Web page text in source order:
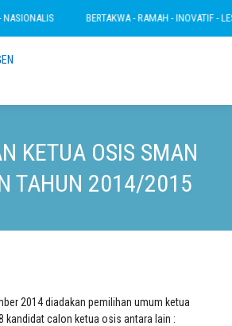
BERTAKWA - RAMAH - INOVATIF -
KETUA OSIS SMAN
TAHUN 2014/2015
2014 diadakan pemilihan umum ketua
kandidat calon ketua osis antara lain :